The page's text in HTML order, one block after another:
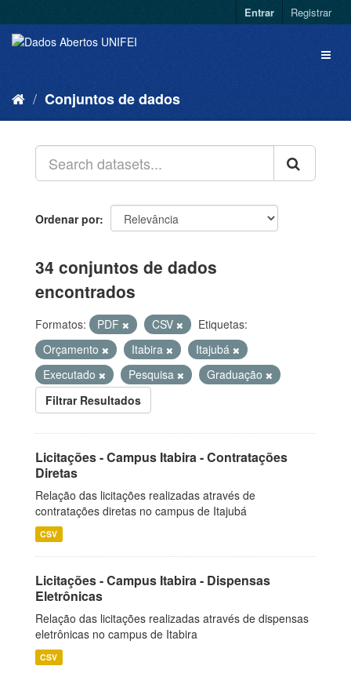
Entrar Registrar
Conjuntos de dados
Ordenar por
34 conjuntos de dados
encontrados
Formatos: PDF CSV
Etiquetas:
Orçamento
Itabira
Itajubá
Executado
Pesquisa
Graduação
Filtrar Resultados
Licitações - Campus Itabira - Contratações
Diretas
Relação das licitações realizadas através de
contratações diretas no campus de Itajubá
CSV
Licitações - Campus Itabira - Dispensas
Eletrônicas
Relação das licitações realizadas através de dispensas
eletrônicas no campus de Itabira
CSV